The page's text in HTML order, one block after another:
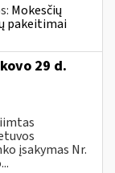
Mokesčių
pakeitimai
29 d.
įsakymas Nr.